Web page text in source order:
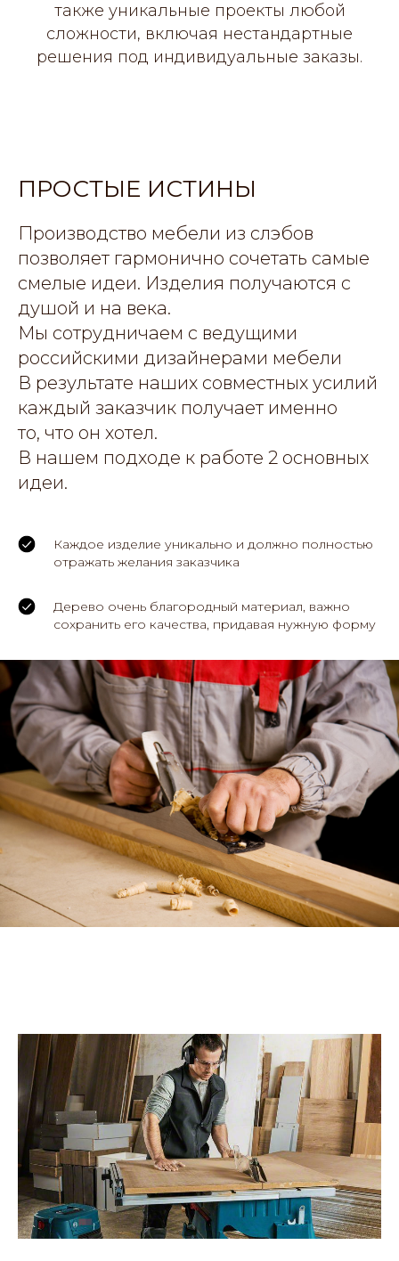
также уникальные проекты любой
сложности, включая нестандартные
решения под индивидуальные заказы.
ПРОСТЫЕ ИСТИНЫ
Производство мебели из слэбов
позволяет гармонично сочетать самые
смелые идеи. Изделия получаются с
душой и на века.
Мы сотрудничаем с ведущими
российскими дизайнерами мебели
В результате наших совместных усилий
каждый заказчик получает именно
то, что он хотел.
В нашем подходе к работе 2 основных
идеи.
Каждое изделие уникально и должно полностью
отражать желания заказчика
Дерево очень благородный материал, важно
сохранить его качества, придавая нужную форму